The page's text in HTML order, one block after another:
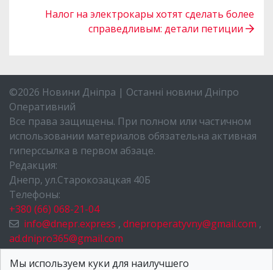
Налог на электрокары хотят сделать более
справедливым: детали петиции
©2026 Новини Дніпра | Останні новини Дніпро
Оперативний
Все права защищены. При полном или частичном
использовании материалов обязательна активная
гиперссылка в первом абзаце.
Редакция:
Днепр, ул.Старокозацкая 40Б
Телефоны:
+380 (66) 068-21-04
info@dnepr.express , dneproperatyvny@gmail.com ,
ad.dnipro365@gmail.com
НОВОСТИ ДНЕПРА
Мы используем куки для наилучшего